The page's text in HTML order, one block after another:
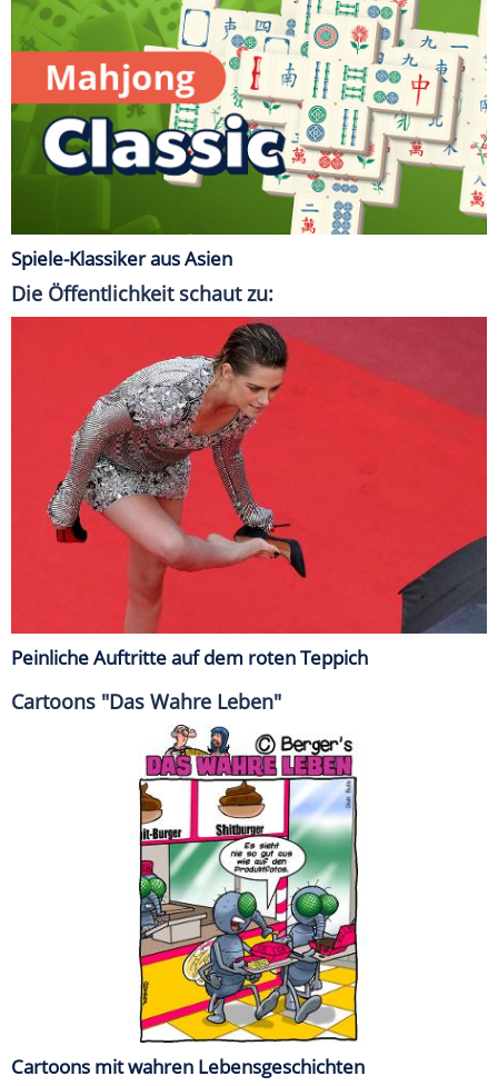
Spiele-Klassiker aus Asien
Die Öffentlichkeit schaut zu:
Peinliche Auftritte auf dem roten Teppich
Cartoons "Das Wahre Leben"
Cartoons mit wahren Lebensgeschichten